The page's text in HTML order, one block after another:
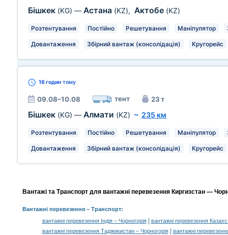
Бішкек (KG) — Астана (KZ), Актобе (KZ)
Розтентування Постійно Решетування Маніпулятор
Довантаження Збірний вантаж (консолідація) Кругорейс
16 годин тому
09.08–10.08 тент 23 т
Бішкек (KG) — Алмати (KZ) ~ 235 км
Розтентування Постійно Решетування Маніпулятор
Довантаження Збірний вантаж (консолідація) Кругорейс
Вантажі та Транспорт для вантажні перевезення Киргизстан —
Вантажні перевезення– Транспорт:
вантажні перевезення Індія – Чорногорія|
вантажні перевезення
вантажні перевезення Таджикистан – Чорногорія|
вантажні